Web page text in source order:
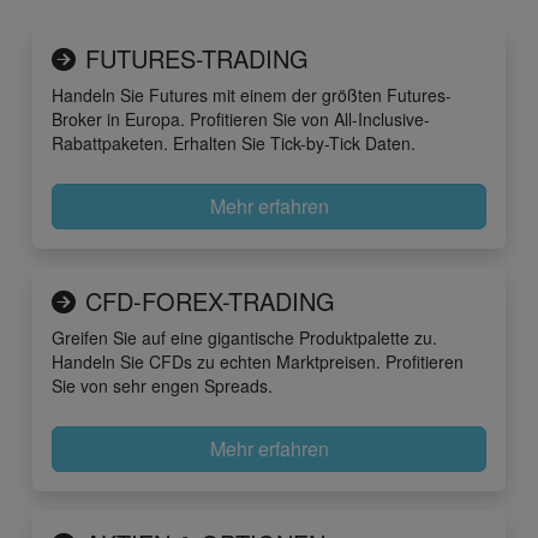
FUTURES-TRADING
Handeln Sie Futures mit einem der größten Futures-
Broker in Europa. Profitieren Sie von All-Inclusive-
Rabattpaketen. Erhalten Sie Tick-by-Tick Daten.
Mehr erfahren
CFD-FOREX-TRADING
Greifen Sie auf eine gigantische Produktpalette zu.
Handeln Sie CFDs zu echten Marktpreisen. Profitieren
Sie von sehr engen Spreads.
Mehr erfahren